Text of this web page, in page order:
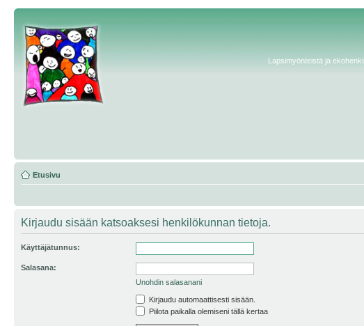
Lapsimyönteistä ja
Etusivu
Kirjaudu sisään katsoaksesi henkilökunnan tietoja.
Käyttäjätunnus:
Salasana:
Unohdin salasanani
Kirjaudu automaattisesti sisään.
Piilota paikalla olemiseni tällä kertaa